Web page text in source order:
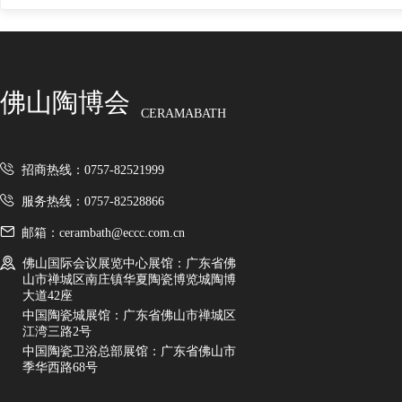
佛山陶博会 CERAMABATH
招商热线：0757-82521999
服务热线：0757-82528866
邮箱：cerambath@eccc.com.cn
佛山国际会议展览中心展馆：广东省佛
山市禅城区南庄镇华夏陶瓷博览城陶博
大道42座
中国陶瓷城展馆：广东省佛山市禅城区
江湾三路2号
中国陶瓷卫浴总部展馆：广东省佛山市
季华西路68号